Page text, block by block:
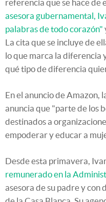
referencia que se hace de
asesora gubernamental,
palabras de todo corazón"
La cita que se incluye de
lo que marca la diferencia
qué tipo de diferencia
En el anuncio de Amazon,
anuncia que "parte de los
destinados a
empoderar y educar a
Desde esta primavera,
remunerado en la
asesora de su padre y con